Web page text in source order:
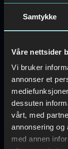
Samtykke
Våre nettsider
Vi bruker
annonser et
dessuten
vårt, med
annonsering og
med annen